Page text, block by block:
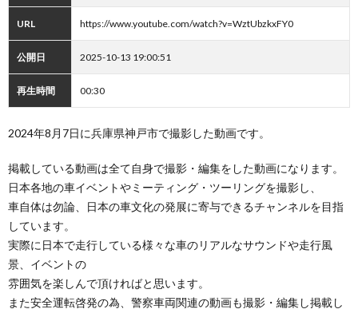
URL https://www.youtube.com/watch?v=WztUbzkxFY0
公開日 2025-10-13 19:00:51
再生時間 00:30
2024年8月7日に兵庫県神戸市で撮影した動画です。
掲載している動画は全て自身で撮影・編集をした動画になります。
日本各地の車イベントやミーティング・ツーリングを撮影し、
車自体は勿論、日本の車文化の発展に寄与できるチャンネルを目指
しています。
実際に日本で走行している様々な車のリアルなサウンドや走行風
景、イベントの
雰囲気を楽しんで頂ければと思います。
また安全運転啓発の為、警察車両関連の動画も撮影・編集し掲載し